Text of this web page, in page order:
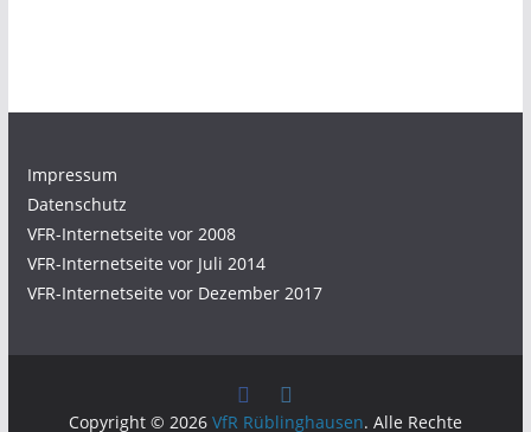
Impressum
Datenschutz
VFR-Internetseite vor 2008
VFR-Internetseite vor Juli 2014
VFR-Internetseite vor Dezember 2017
Copyright © 2026 VfR Rüblinghausen. Alle Rechte